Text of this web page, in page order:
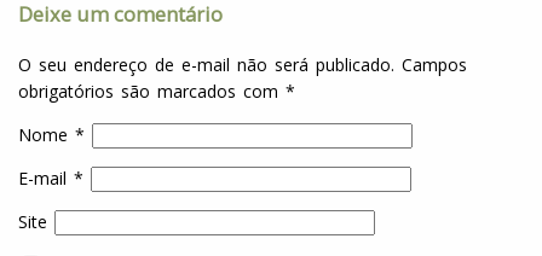
Deixe um comentário
O seu endereço de e-mail não será publicado. Campos
obrigatórios são marcados com *
Nome *
E-mail *
Site